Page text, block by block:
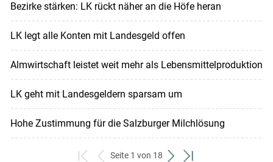
Bezirke stärken: LK rückt näher an die Höfe heran
LK legt alle Konten mit Landesgeld offen
Almwirtschaft leistet weit mehr als Lebensmittelproduktion
LK geht mit Landesgeldern sparsam um
Hohe Zustimmung für die Salzburger Milchlösung
Seite 1 von 18